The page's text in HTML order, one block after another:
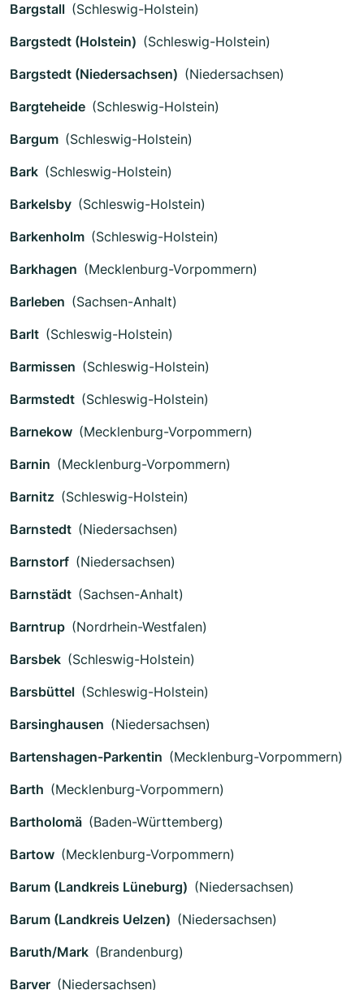
Bargstall (Schleswig-Holstein)
Bargstedt (Holstein) (Schleswig-Holstein)
Bargstedt (Niedersachsen) (Niedersachsen)
Bargteheide (Schleswig-Holstein)
Bargum (Schleswig-Holstein)
Bark (Schleswig-Holstein)
Barkelsby (Schleswig-Holstein)
Barkenholm (Schleswig-Holstein)
Barkhagen (Mecklenburg-Vorpommern)
Barleben (Sachsen-Anhalt)
Barlt (Schleswig-Holstein)
Barmissen (Schleswig-Holstein)
Barmstedt (Schleswig-Holstein)
Barnekow (Mecklenburg-Vorpommern)
Barnin (Mecklenburg-Vorpommern)
Barnitz (Schleswig-Holstein)
Barnstedt (Niedersachsen)
Barnstorf (Niedersachsen)
Barnstädt (Sachsen-Anhalt)
Barntrup (Nordrhein-Westfalen)
Barsbek (Schleswig-Holstein)
Barsbüttel (Schleswig-Holstein)
Barsinghausen (Niedersachsen)
Bartenshagen-Parkentin (Mecklenburg-Vorpommern)
Barth (Mecklenburg-Vorpommern)
Bartholomä (Baden-Württemberg)
Bartow (Mecklenburg-Vorpommern)
Barum (Landkreis Lüneburg) (Niedersachsen)
Barum (Landkreis Uelzen) (Niedersachsen)
Baruth/Mark (Brandenburg)
Barver (Niedersachsen)